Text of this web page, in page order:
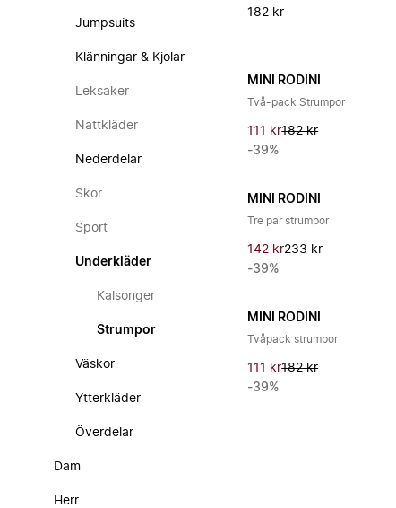
Jumpsuits
Klänningar & Kjolar
Leksaker
Nattkläder
Nederdelar
Skor
Sport
Underkläder
Kalsonger
Strumpor
Väskor
Ytterkläder
Överdelar
Dam
Herr
182 kr
MINI RODINI
Två-pack Strumpor
111 kr182 kr
-39%
MINI RODINI
Tre par strumpor
142 kr233 kr
-39%
MINI RODINI
Tvåpack strumpor
111 kr182 kr
-39%